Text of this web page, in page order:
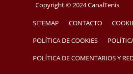
Copyright © 2024 CanalTenis
SITEMAP CONTACTO
POLÍTICA DE COOKIES
POLÍTICA DE COMENTARIOS Y